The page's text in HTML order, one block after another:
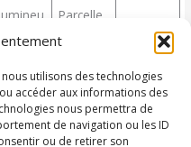
utilisons des technologies
accéder aux informations des
nous permettra de
de navigation ou les ID
ou de retirer son
Parcelle
petite
à une sélection maîtrisée.